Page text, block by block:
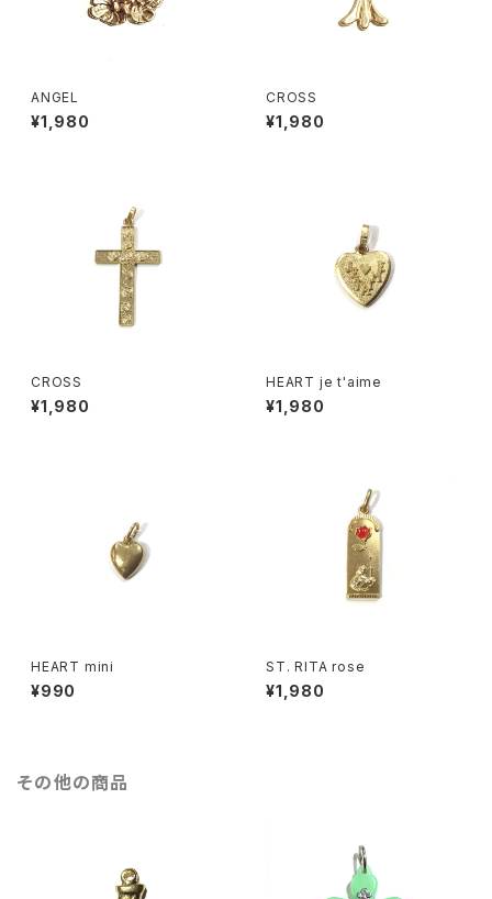
ANGEL
¥1,980
CROSS
¥1,980
CROSS
¥1,980
HEART je t'aime
¥1,980
HEART mini
¥990
ST. RITA rose
¥1,980
その他の商品